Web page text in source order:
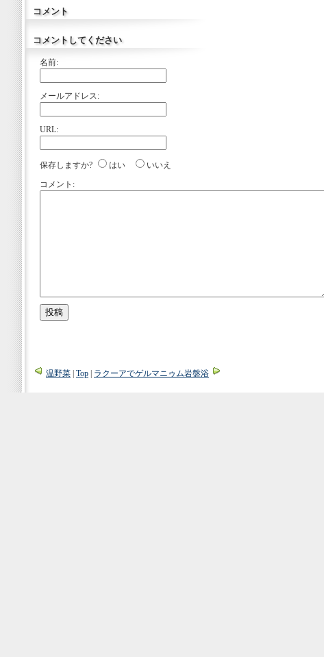
コメント
コメントしてください
名前:
メールアドレス:
URL:
保存しますか? はい
いいえ
コメント:
温野菜 | Top | ラクーアでゲルマニゥム岩盤浴